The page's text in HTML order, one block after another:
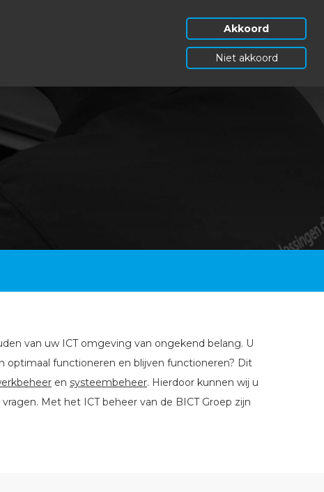
Akkoord
Niet akkoord
van uw ICT omgeving van ongekend belang. U
optimaal functioneren en blijven functioneren? Dit
en systeembeheer. Hierdoor kunnen wij u
Met het ICT beheer van de BICT Groep zijn